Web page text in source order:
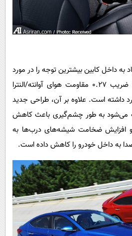
داخل کابین بیشترین توجه را در مورد
این خودرو جلب کرده، که ضریب 0.27 مقاومت هوای آوانته/النترا
داشته است. علاوه بر آن، طراحی جدید
می‌شود به طور چشم‌گیری باعث کاهش
افزایش ضخامت شیشه‌های درب‌ها به
به داخل خودرو را کاهش داده است.